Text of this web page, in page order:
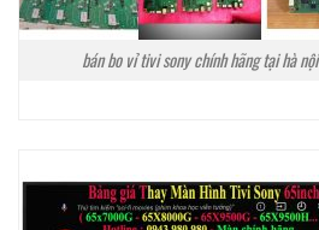
bán bo vỉ tivi sony chính hãng tại hà nội